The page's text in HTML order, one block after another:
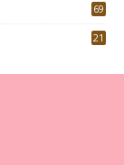
69
21